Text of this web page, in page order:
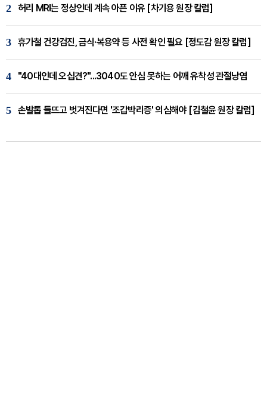
2 허리 MRI는 정상인데 계속 아픈 이유 [차기용 원장 칼럼]
3 휴가철 건강검진, 금식·복용약 등 사전 확인 필요 [정도감 원장 칼럼]
4 "40대인데 오십견?"...3040도 안심 못하는 어깨 유착성 관절낭염
5 손발톱 들뜨고 벗겨진다면 '조갑박리증' 의심해야 [김철윤 원장 칼럼]